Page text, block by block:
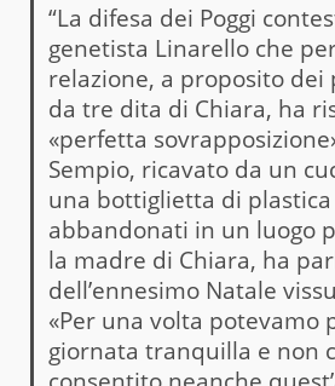
“La difesa dei Poggi
genetista Linarello che
relazione, a proposito
da tre dita di Chiara, ha
«perfetta
Sempio, ricavato da un
una bottiglietta di
abbandonati in un luogo
la madre di Chiara, ha
dell’ennesimo Natale
«Per una volta potevamo
giornata tranquilla e non